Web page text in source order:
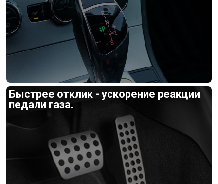
Быстрее отклик - ускорение реакции
педали газа.